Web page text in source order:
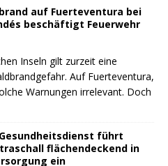
auf Fuerteventura bei
beschäftigt Feuerwehr
Inseln gilt zurzeit eine
Auf Fuerteventura,
Warnungen irrelevant. Doch
führt
flächendeckend in
ein